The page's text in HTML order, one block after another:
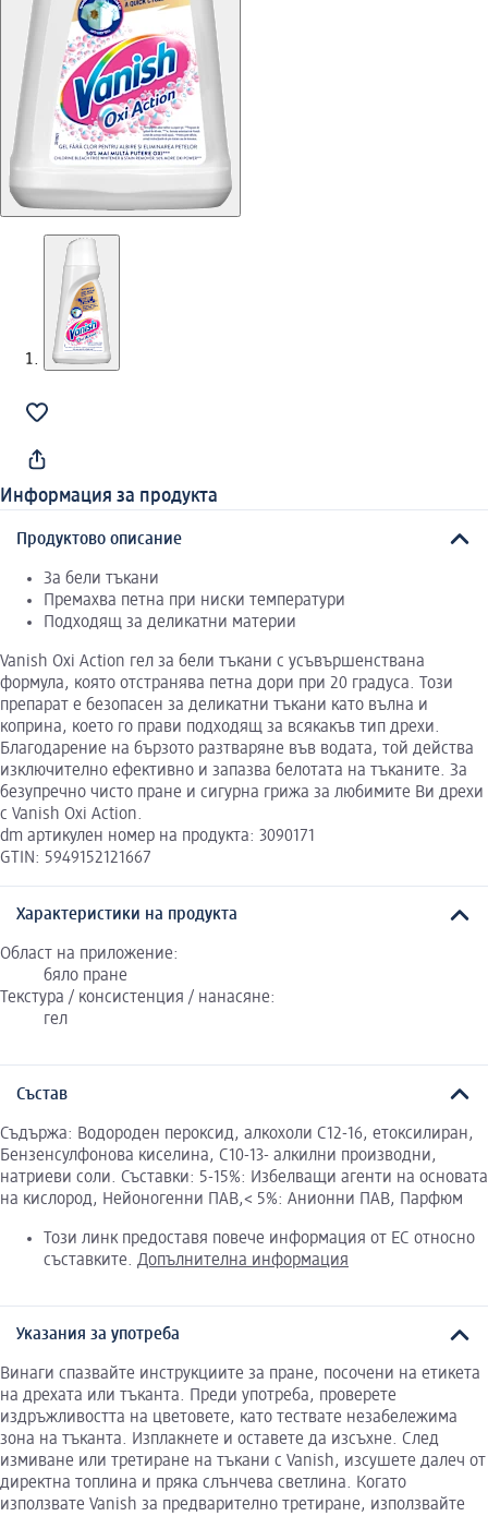
Информация за продукта
Продуктово описание
За бели тъкани
Премахва петна при ниски температури
Подходящ за деликатни материи
Vanish Oxi Action гел за бели тъкани с усъвършенствана
формула, която отстранява петна дори при 20 градуса. Този
препарат е безопасен за деликатни тъкани като вълна и
коприна, което го прави подходящ за всякакъв тип дрехи.
Благодарение на бързото разтваряне във водата, той действа
изключително ефективно и запазва белотата на тъканите. За
безупречно чисто пране и сигурна грижа за любимите Ви дрехи
с Vanish Oxi Action.
dm артикулен номер на продукта: 3090171
GTIN: 5949152121667
Характеристики на продукта
Област на приложение:
бяло пране
Текстура / консистенция / нанасяне:
гел
Състав
Съдържа: Водороден пероксид, алкохоли C12-16, етоксилиран,
Бензенсулфонова киселина, С10-13- алкилни производни,
натриеви соли. Съставки: 5-15%: Избелващи агенти на основата
на кислород, Нейоногенни ПАВ,< 5%: Анионни ПАВ, Парфюм
Този линк предоставя повече информация от ЕС относно
съставките. Допълнителна информация
Указания за употреба
Винаги спазвайте инструкциите за пране, посочени на етикета
на дрехата или тъканта. Преди употреба, проверете
издръжливостта на цветовете, като тествате незабележима
зона на тъканта. Изплакнете и оставете да изсъхне. След
измиване или третиране на тъкани с Vanish, изсушете далеч от
директна топлина и пряка слънчева светлина. Когато
използвате Vanish за предварително третиране, използвайте